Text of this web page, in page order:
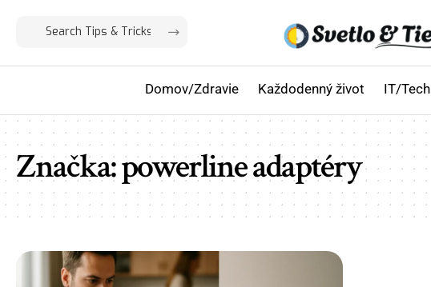
Domov/Zdravie Každodenný život IT/Tech
Značka:powerline adaptéry